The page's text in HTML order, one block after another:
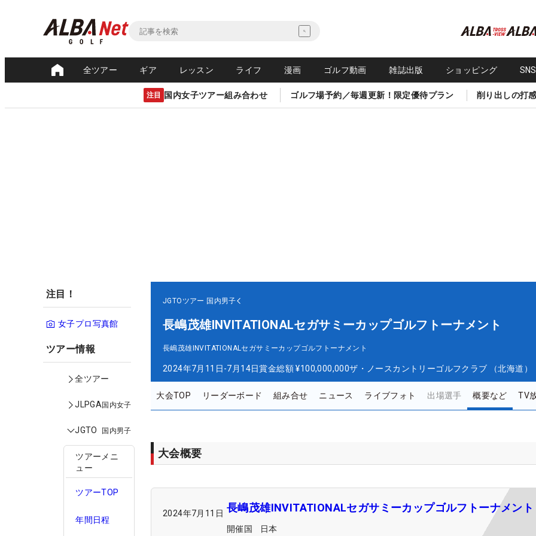
全ツアー ギア レッスン ライフ 漫画 ゴルフ動画 雑誌出版 ショッピング
注目 国内女子ツアー組み合わせ ゴルフ場予約／毎週更新！限定優待プラン 削り出しの打
注目！
女子プロ写真館
ツアー情報
全ツアー
JLPGA国内女子
JGTO 国内男子
ツアーメニ
ュー
ツアーTOP
年間日程
JGTOツアー 国内男子
長嶋茂雄INVITATIONALセガサミーカップゴルフトーナメント
長嶋茂雄INVITATIONALセガサミーカップゴルフトーナメント
2024年7月11日-7月14日賞金総額 ¥100,000,000ザ・ノースカントリーゴルフクラブ （北海道）
大会TOP リーダーボード 組み合せ ニュース ライブフォト 出場選手 概要など TV
大会概要
2024年7月11日 長嶋茂雄INVITATIONALセガサミーカップゴルフトーナメント
開催国 日本